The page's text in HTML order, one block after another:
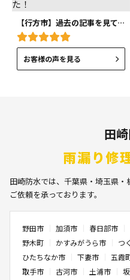
【行方市】過去の記事を見て、依頼させていただきました！
お客様の声を見る
田
雨漏り修
田崎防水では、千葉県・埼玉県
ご依頼を承っております。
野田市 加須市 春日部市
野木町
かすみがうら市 つ
ひたちなか市
下妻市 五霞
取手市
古河市 土浦市